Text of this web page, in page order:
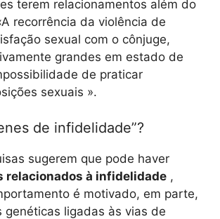
terem relacionamentos além do
recorrência da violência de
sexual com o cônjuge,
grandes em estado de
de praticar
sexuais ».
de infidelidade”?
sugerem que pode haver
relacionados à infidelidade ,
é motivado, em parte,
genéticas ligadas às vias de